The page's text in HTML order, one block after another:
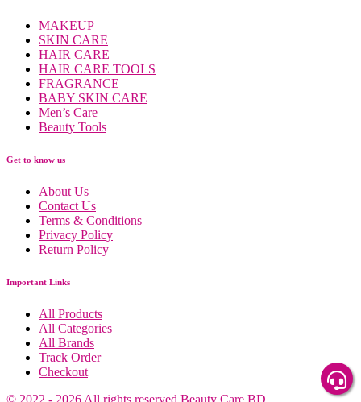
MAKEUP
SKIN CARE
HAIR CARE
HAIR CARE TOOLS
FRAGRANCE
BABY SKIN CARE
Men’s Care
Beauty Tools
Get to know us
About Us
Contact Us
Terms & Conditions
Privacy Policy
Return Policy
Important Links
All Products
All Categories
All Brands
Track Order
Checkout